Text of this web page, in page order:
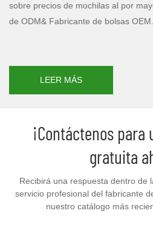
sobre precios de mochilas al por
de ODM& Fabricante de bolsas OEM.
LEER MÁS
¡Contáctenos
gratuita
Recibirá una respuesta dentro de
servicio profesional del fabricante
nuestro catálogo más